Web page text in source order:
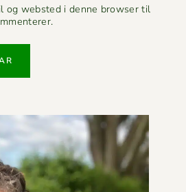
og websted i denne browser til